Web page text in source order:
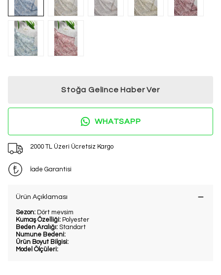
Stoğa Gelince Haber Ver
WHATSAPP
2000 TL Üzeri Ücretsiz Kargo
İade Garantisi
Ürün Açıklaması
Sezon: Dört mevsim
Kumaş Özelliği: Polyester
Beden Aralığı: Standart
Numune Bedeni:
Ürün Boyut Bilgisi:
Model Ölçüleri:
%20 İNDİRİM
2. Üründe Net %20 İndirim!
Bu ve benzeri fırsatları kaçırmamak
için kaydol.
Kullanım Koşullarını kabul ediyorum
E-posta adresinizi girerek pazarlama ve tanıtım ile ilgili iletişim almayı kabul